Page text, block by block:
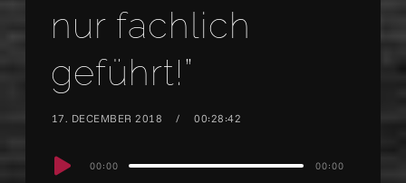
nur fachlich
geführt!”
17. DECEMBER 2018 00:28:42
Audio00:00 00:00